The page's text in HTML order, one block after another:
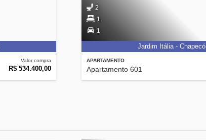
Valor compra
R$ 534.400,00
APARTAMENTO
Apartamento 601
2
1
1
Jardim Itália - Chapecó